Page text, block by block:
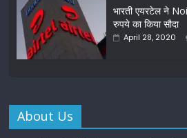
भारती एयरटेल ने
रुपये का किया सौदा
April 28, 2020
About Us